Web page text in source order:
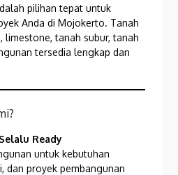
pilihan tepat untuk
Anda di Mojokerto. Tanah
limestone, tanah subur, tanah
tersedia lengkap dan
Ready
untuk kebutuhan
dan proyek pembangunan